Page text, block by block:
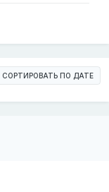
СОРТИРОВАТЬ ПО ДАТЕ